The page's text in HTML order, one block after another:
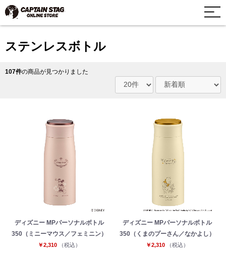
ステンレスボトル
107件の商品が見つかりました
ディズニー MPパーソナルボトル
350（ミニーマウス／フェミニン）
￥2,310 （税込）
ディズニー MPパーソナルボトル
350（くまのプーさん／なかよし）
￥2,310 （税込）